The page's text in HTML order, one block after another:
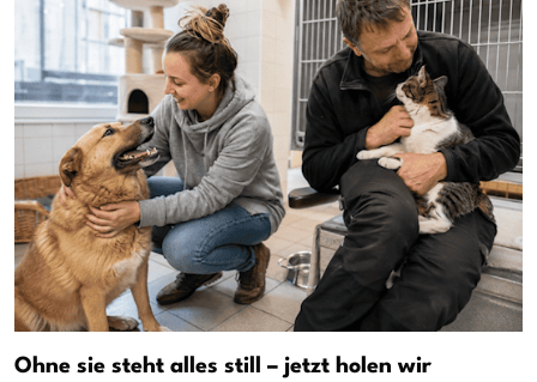
Ohne sie steht alles still – jetzt holen wir